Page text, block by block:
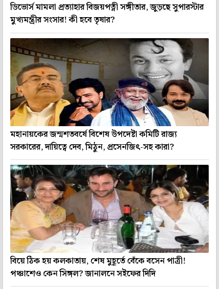
ডিভোর্স মামলা প্রত্যাহার বিজয়পত্নী সঙ্গীতার, জুড়ছে সুপারস্টার
মুখ্যমন্ত্রীর সংসার! কী হবে তৃষার?
মহানায়কের জন্মশতবর্ষে বিশেষ উপদেষ্টা কমিটি রাজ্য
সরকারের, দায়িত্বে দেব, মিঠুন, প্রসেনজিৎ-সহ কারা?
বিয়ে ঠিক হয় কলকাতায়, শেষ মুহূর্তে বেঁকে বসেন পাত্রী!
পঞ্চাশেও কেন সিঙ্গল? জানালনে সইফের দিদি